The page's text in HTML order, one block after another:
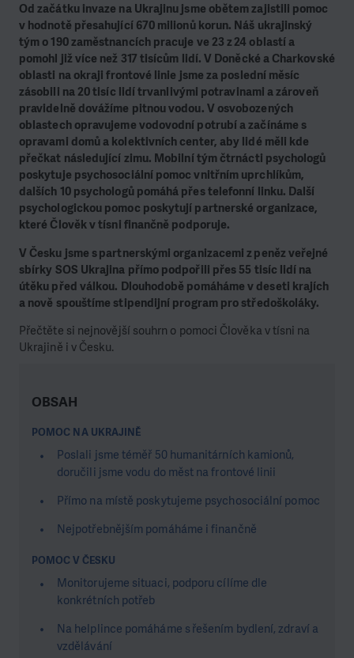
Od začátku invaze na Ukrajinu jsme obětem zajistili pomoc
v hodnotě přesahující 670 milionů korun. Náš ukrajinský
tým o 190 zaměstnancích pracuje ve 23 z 24 oblastí a
pomohl již více než 317 tisícům lidí. V Doněcké a Charkovské
oblasti na okraji frontové linie jsme za poslední měsíc
zásobili na 20 tisíc lidí trvanlivými potravinami a zároveň
pravidelně dovážíme pitnou vodou. V osvobozených
oblastech opravujeme vodovodní potrubí a začínáme s
opravami domů a kolektivních center, aby lidé měli kde
přečkat následující zimu. Mobilní tým čtrnácti psychologů
poskytuje psychosociální pomoc vnitřním uprchlíkům,
dalších 10 psychologů pomáhá přes telefonní linku. Další
psychologickou pomoc poskytují partnerské organizace,
které Člověk v tísni finančně podporuje.
V Česku jsme s partnerskými organizacemi z peněz veřejné
sbírky SOS Ukrajina přímo podpořili přes 55 tisíc lidí na
útěku před válkou. Dlouhodobě pomáháme v deseti krajích
a nově spouštíme stipendijní program pro středoškoláky.
Přečtěte si nejnovější souhrn o pomoci Člověka v tísni na
Ukrajině i v Česku.
OBSAH
POMOC NA UKRAJINĚ
Poslali jsme téměř 50 humanitárních kamionů,
doručili jsme vodu do měst na frontové linii
Přímo na místě poskytujeme psychosociální pomoc
Nejpotřebnějším pomáháme i finančně
POMOC V ČESKU
Monitorujeme situaci, podporu cílíme dle
konkrétních potřeb
Na helplince pomáháme s řešením bydlení, zdraví a
vzdělávání